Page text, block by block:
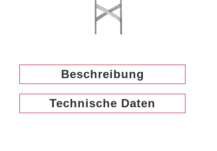
Beschreibung
Technische Daten